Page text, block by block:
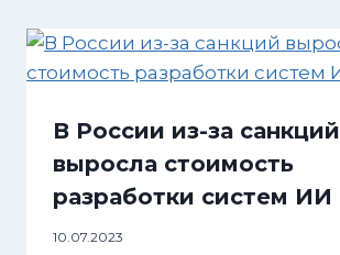
В России из-за санкций
выросла стоимость
разработки систем ИИ
10.07.2023